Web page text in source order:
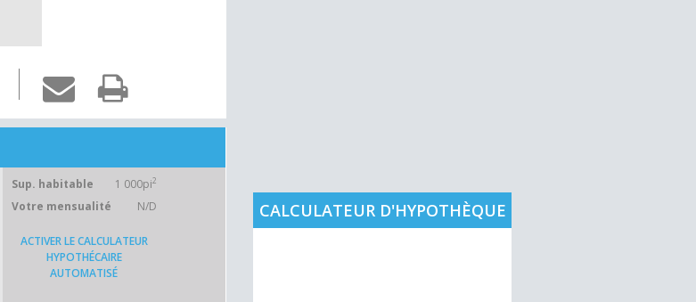
Sup. habitable 1 000pi2
Votre mensualité N/D
ACTIVER LE CALCULATEUR
HYPOTHÉCAIRE
AUTOMATISÉ
CALCULATEUR D'HYPOTHÈQUE